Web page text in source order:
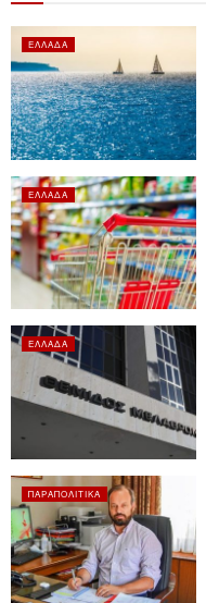
ΕΛΛΆΔΑ
ΕΛΛΆΔΑ
ΕΛΛΆΔΑ
ΠΑΡΑΠΟΛΙΤΙΚΆ